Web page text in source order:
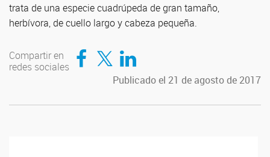
trata de una especie cuadrúpeda de gran tamaño,
herbívora, de cuello largo y cabeza pequeña.
Compartir en
redes sociales
Compartir en Facebook
Compartir en TwitterCompartir en LinkedIn
Publicado el 21 de agosto de 2017